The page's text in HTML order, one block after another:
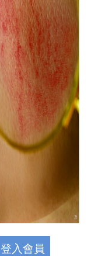
登入會員